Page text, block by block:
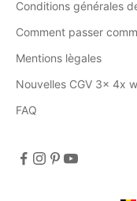
Conditions générales
Comment passer
Mentions lègales
Nouvelles CGV 3x 4x
FAQ